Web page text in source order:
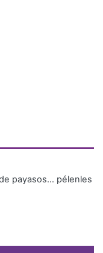
payasos… pélenles